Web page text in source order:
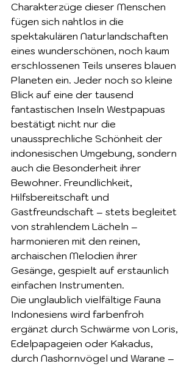
Charakterzüge dieser Menschen
fügen sich nahtlos in die
spektakulären Naturlandschaften
eines wunderschönen, noch kaum
erschlossenen Teils unseres blauen
Planeten ein. Jeder noch so kleine
Blick auf eine der tausend
fantastischen Inseln Westpapuas
bestätigt nicht nur die
unaussprechliche Schönheit der
indonesischen Umgebung, sondern
auch die Besonderheit ihrer
Bewohner. Freundlichkeit,
Hilfsbereitschaft und
Gastfreundschaft – stets begleitet
von strahlendem Lächeln –
harmonieren mit den reinen,
archaischen Melodien ihrer
Gesänge, gespielt auf erstaunlich
einfachen Instrumenten.
Die unglaublich vielfältige Fauna
Indonesiens wird farbenfroh
ergänzt durch Schwärme von Loris,
Edelpapageien oder Kakadus,
durch Nashornvögel und Warane –